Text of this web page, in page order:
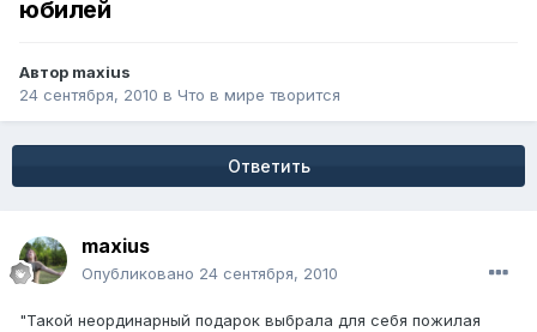
юбилей
Автор maxius
24 сентября, 2010 в Что в мире творится
Ответить
maxius
Опубликовано 24 сентября, 2010
"Такой неординарный подарок выбрала для себя пожилая